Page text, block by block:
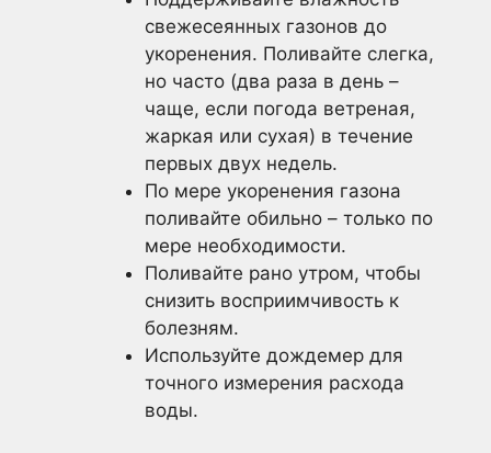
свежесеянных газонов до
укоренения. Поливайте слегка,
но часто (два раза в день –
чаще, если погода ветреная,
жаркая или сухая) в течение
первых двух недель.
По мере укоренения газона
поливайте обильно – только по
мере необходимости.
Поливайте рано утром, чтобы
снизить восприимчивость к
болезням.
Используйте дождемер для
точного измерения расхода
воды.